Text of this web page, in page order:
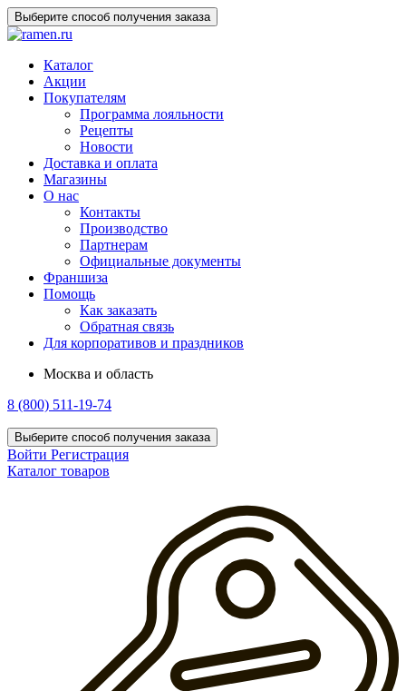
Выберите способ получения заказа
Каталог
Акции
Покупателям
Программа лояльности
Рецепты
Новости
Доставка и оплата
Магазины
О нас
Контакты
Производство
Партнерам
Официальные документы
Франшиза
Помощь
Как заказать
Обратная связь
Для корпоративов и праздников
Москва и область
8 (800) 511-19-74
Выберите способ получения заказа
Войти Регистрация
Каталог товаров